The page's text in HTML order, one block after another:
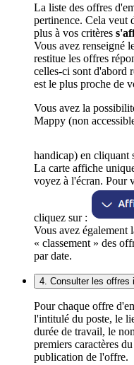
La liste des offres
pertinence. Cela veut
plus à vos critères
Vous avez renseigné
restitue les offres
celles-ci sont d'abord
est le plus proche de
Vous avez la
Mappy (non
handicap) en cliquant
La carte affiche
voyez à l'écran. Pour
cliquez sur :
Vous avez également
« classement » des
par date.
4. Consulter les offres
Pour chaque offre
l'intitulé du poste, le
durée de travail, le
premiers caractères
publication de l'offre.